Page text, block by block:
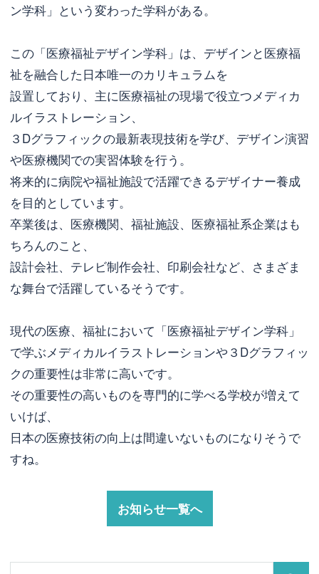
ン学科」という変わった学科がある。
この「医療福祉デザイン学科」は、デザインと医療福
祉を融合した日本唯一のカリキュラムを
設置しており、主に医療福祉の現場で役立つメディカ
ルイラストレーション、
３Dグラフィックの最新表現技術を学び、デザイン演習
や医療機関での実習体験を行う。
将来的に病院や福祉施設で活躍できるデザイナー養成
を目的としています。
卒業後は、医療機関、福祉施設、医療福祉系企業はも
ちろんのこと、
設計会社、テレビ制作会社、印刷会社など、さまざま
な舞台で活躍しているそうです。
現代の医療、福祉において「医療福祉デザイン学科」
で学ぶメディカルイラストレーションや３Dグラフィッ
クの重要性は非常に高いです。
その重要性の高いものを専門的に学べる学校が増えて
いけば、
日本の医療技術の向上は間違いないものになりそうで
すね。
お知らせ一覧へ